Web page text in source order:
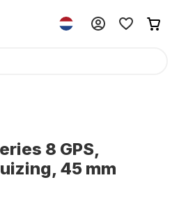
8 GPS,
45 mm